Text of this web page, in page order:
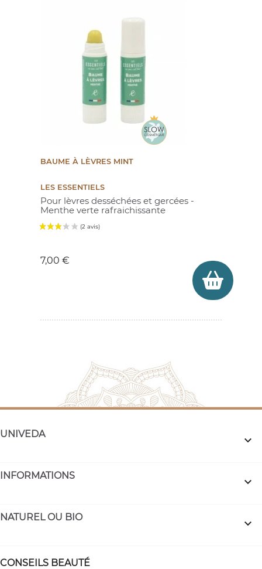
BAUME À LÈVRES MINT
LES ESSENTIELS
Pour lèvres desséchées et gercées -
Menthe verte rafraichissante
7,00 €
UNIVEDA 
INFORMATIONS 
NATUREL OU BIO 
CONSEILS BEAUTÉ